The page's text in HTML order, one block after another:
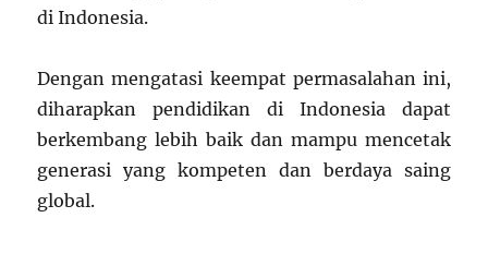
di Indonesia.
Dengan mengatasi keempat permasalahan ini,
diharapkan pendidikan di Indonesia dapat
berkembang lebih baik dan mampu mencetak
generasi yang kompeten dan berdaya saing
global.